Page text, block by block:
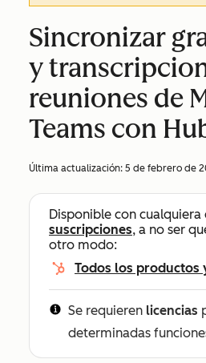
Sincronizar
y
reuniones de
Teams con
Última actualización: 5 de febrero de
Disponible con cualquiera
suscripciones, a no ser
otro modo:
Todos los productos
Se requieren licencias
determinadas